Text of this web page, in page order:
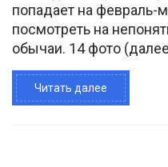
попадает на февраль-
посмотреть на
обычаи. 14 фото
Читать далее